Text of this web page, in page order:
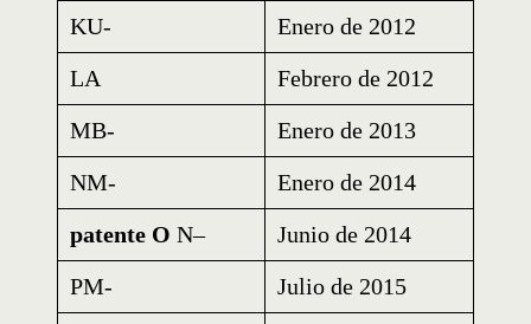
KU-
Enero de 2012
LA
Febrero de 2012
MB-
Enero de 2013
NM-
Enero de 2014
patente O N–
Junio de 2014
PM-
Julio de 2015